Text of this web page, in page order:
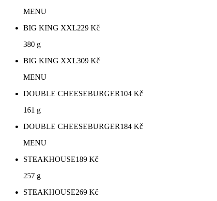
MENU
BIG KING XXL229 Kč
380 g
BIG KING XXL309 Kč
MENU
DOUBLE CHEESEBURGER104 Kč
161 g
DOUBLE CHEESEBURGER184 Kč
MENU
STEAKHOUSE189 Kč
257 g
STEAKHOUSE269 Kč